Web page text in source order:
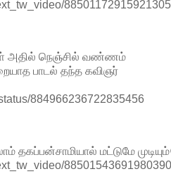
அதில் நெஞ்சில் வண்ணம்
பாடல் தந்த கவிஞர்
884966236722835456
தகப்பன்சாமியால் மட்டுமே